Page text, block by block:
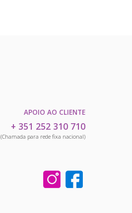
APOIO AO CLIENTE
+ 351 252 310 710
(Chamada para rede fixa nacional)